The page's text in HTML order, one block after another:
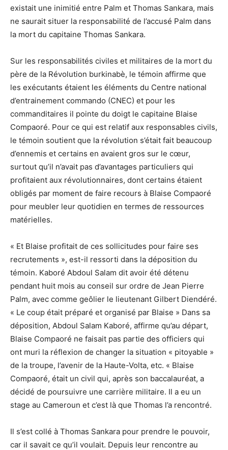
existait une inimitié entre Palm et Thomas Sankara, mais
ne saurait situer la responsabilité de l’accusé Palm dans
la mort du capitaine Thomas Sankara.
Sur les responsabilités civiles et militaires de la mort du
père de la Révolution burkinabè, le témoin affirme que
les exécutants étaient les éléments du Centre national
d’entrainement commando (CNEC) et pour les
commanditaires il pointe du doigt le capitaine Blaise
Compaoré. Pour ce qui est relatif aux responsables civils,
le témoin soutient que la révolution s’était fait beaucoup
d’ennemis et certains en avaient gros sur le cœur,
surtout qu’il n’avait pas d’avantages particuliers qui
profitaient aux révolutionnaires, dont certains étaient
obligés par moment de faire recours à Blaise Compaoré
pour meubler leur quotidien en termes de ressources
matérielles.
« Et Blaise profitait de ces sollicitudes pour faire ses
recrutements », est-il ressorti dans la déposition du
témoin. Kaboré Abdoul Salam dit avoir été détenu
pendant huit mois au conseil sur ordre de Jean Pierre
Palm, avec comme geôlier le lieutenant Gilbert Diendéré.
« Le coup était préparé et organisé par Blaise » Dans sa
déposition, Abdoul Salam Kaboré, affirme qu’au départ,
Blaise Compaoré ne faisait pas partie des officiers qui
ont muri la réflexion de changer la situation « pitoyable »
de la troupe, l’avenir de la Haute-Volta, etc. « Blaise
Compaoré, était un civil qui, après son baccalauréat, a
décidé de poursuivre une carrière militaire. Il a eu un
stage au Cameroun et c’est là que Thomas l’a rencontré.
Il s’est collé à Thomas Sankara pour prendre le pouvoir,
car il savait ce qu’il voulait. Depuis leur rencontre au